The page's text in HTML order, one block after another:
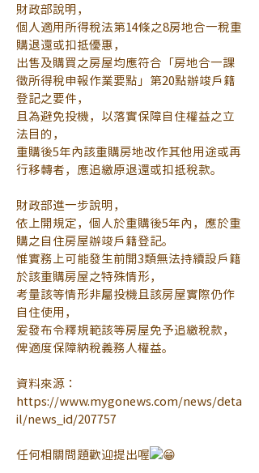
財政部說明，
個人適用所得稅法第14條之8房地合一稅重
購退還或扣抵優惠，
出售及購買之房屋均應符合「房地合一課
徵所得稅申報作業要點」第20點辦竣戶籍
登記之要件，
且為避免投機，以落實保障自住權益之立
法目的，
重購後5年內該重購房地改作其他用途或再
行移轉者，應追繳原退還或扣抵稅款。
財政部進一步說明，
依上開規定，個人於重購後5年內，應於重
購之自住房屋辦竣戶籍登記。
惟實務上可能發生前開3類無法持續設戶籍
於該重購房屋之特殊情形，
考量該等情形非屬投機且該房屋實際仍作
自住使用，
爰發布令釋規範該等房屋免予追繳稅款，
俾適度保障納稅義務人權益。
資料來源：
https://www.mygonews.com/news/deta
il/news_id/207757
任何相關問題歡迎提出喔